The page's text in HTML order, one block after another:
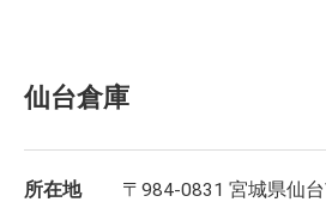
仙台倉庫
所在地 〒984-0831 宮城県仙